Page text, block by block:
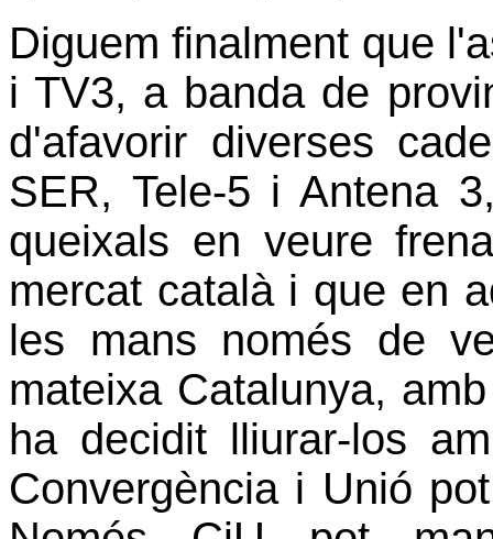
Diguem finalment que
i TV3, a banda de
d'afavorir diverses
SER, Tele-5 i Antena
queixals en veure
mercat català i que en
les mans només de
mateixa Catalunya,
ha decidit lliurar-los
Convergència i Unió